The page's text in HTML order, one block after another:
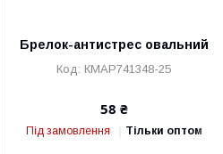
Брелок-антистрес овальний
КМAP741348-25
58 ₴
Під замовлення Тільки оптом